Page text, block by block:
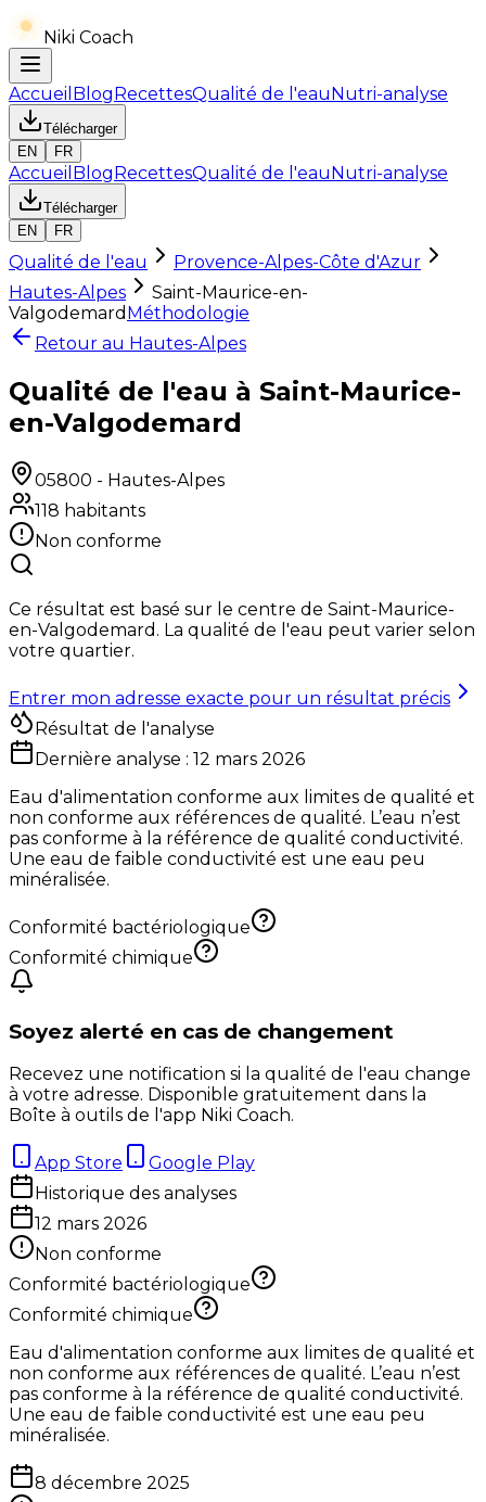
Niki Coach
Accueil BlogRecettesQualité de l'eauNutri-analyse
Télécharger
EN
FR
Accueil BlogRecettesQualité de l'eauNutri-analyse
Télécharger
EN
FR
Qualité de l'eau
Provence-Alpes-Côte d'Azur
Hautes-Alpes
Saint-Maurice-en-
Valgodemard Méthodologie
Retour au Hautes-Alpes
Qualité de l'eau à Saint-Maurice-
en-Valgodemard
05800 - Hautes-Alpes
118 habitants
Non conforme
Ce résultat est basé sur le centre de Saint-Maurice-
en-Valgodemard . La qualité de l'eau peut varier selon
votre quartier.
Entrer mon adresse exacte pour un résultat précis
Résultat de l'analyse
Dernière analyse : 12 mars 2026
Eau d'alimentation conforme aux limites de qualité et
non conforme aux références de qualité. L’eau n’est
pas conforme à la référence de qualité conductivité.
Une eau de faible conductivité est une eau peu
minéralisée.
Conformité bactériologique
Conformité chimique
Soyez alerté en cas de changement
Recevez une notification si la qualité de l'eau change
à votre adresse. Disponible gratuitement dans la
Boîte à outils de l'app Niki Coach.
App Store
Google Play
Historique des analyses
12 mars 2026
Non conforme
Conformité bactériologique
Conformité chimique
Eau d'alimentation conforme aux limites de qualité et
non conforme aux références de qualité. L’eau n’est
pas conforme à la référence de qualité conductivité.
Une eau de faible conductivité est une eau peu
minéralisée.
8 décembre 2025